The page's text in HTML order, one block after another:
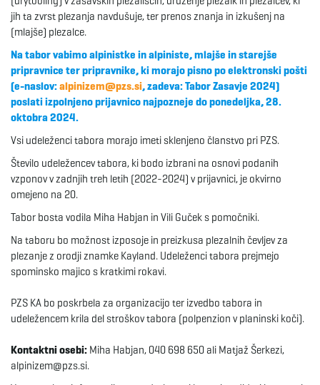
jih ta zvrst plezanja navdušuje, ter prenos znanja in izkušenj na
(mlajše) plezalce.
Na tabor vabimo alpinistke in alpiniste, mlajše in starejše
pripravnice ter pripravnike, ki morajo pisno po elektronski pošti
(e-naslov:alpinizem@pzs.si, zadeva: Tabor Zasavje 2024)
poslati izpolnjeno prijavnico najpozneje do ponedeljka, 28.
oktobra 2024.
Vsi udeleženci tabora morajo imeti sklenjeno članstvo pri PZS.
Število udeležencev tabora, ki bodo izbrani na osnovi podanih
vzponov v zadnjih treh letih (2022-2024) v prijavnici, je okvirno
omejeno na 20.
Tabor bosta vodila Miha Habjan in Vili Guček s pomočniki.
Na taboru bo možnost izposoje in preizkusa plezalnih čevljev za
plezanje z orodji znamke Kayland. Udeleženci tabora prejmejo
spominsko majico s kratkimi rokavi.
PZS KA bo poskrbela za organizacijo ter izvedbo tabora in
udeležencem krila del stroškov tabora (polpenzion v planinski koči).
Kontaktni osebi: Miha Habjan, 040 698 650 ali Matjaž Šerkezi,
alpinizem@pzs.si.